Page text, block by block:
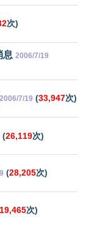
次)
息 2006/7/19
2006/7/19 (33,947次)
(26,119次)
(28,205次)
19,465次)